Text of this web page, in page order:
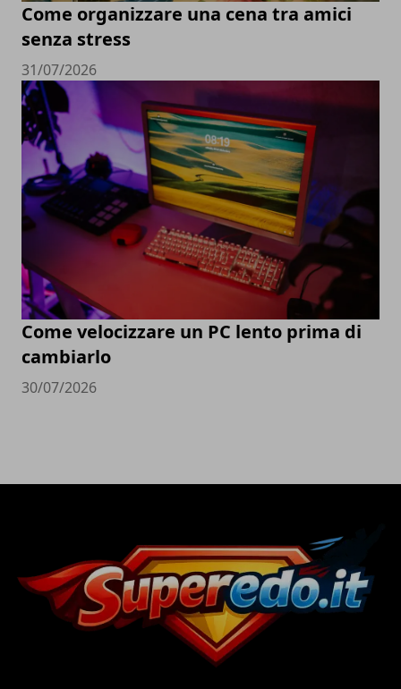
Come organizzare una cena tra amici
senza stress
31/07/2026
Come velocizzare un PC lento prima di
cambiarlo
30/07/2026